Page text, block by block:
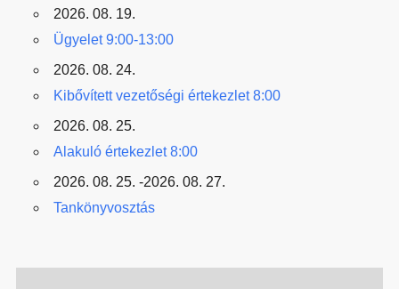
2026. 08. 19.
Ügyelet 9:00-13:00
2026. 08. 24.
Kibővített vezetőségi értekezlet 8:00
2026. 08. 25.
Alakuló értekezlet 8:00
2026. 08. 25. -2026. 08. 27.
Tankönyvosztás